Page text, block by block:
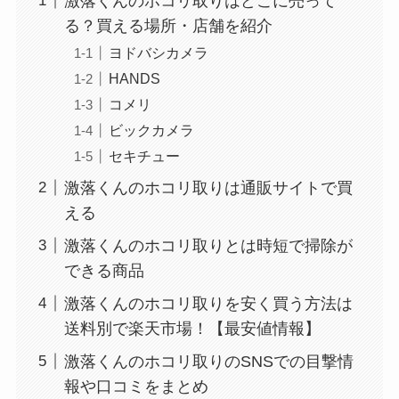
る？買える場所・店舗を紹介
ヨドバシカメラ
HANDS
コメリ
ビックカメラ
セキチュー
激落くんのホコリ取りは通販サイトで買
える
激落くんのホコリ取りとは時短で掃除が
できる商品
激落くんのホコリ取りを安く買う方法は
送料別で楽天市場！【最安値情報】
激落くんのホコリ取りのSNSでの目撃情
報や口コミをまとめ